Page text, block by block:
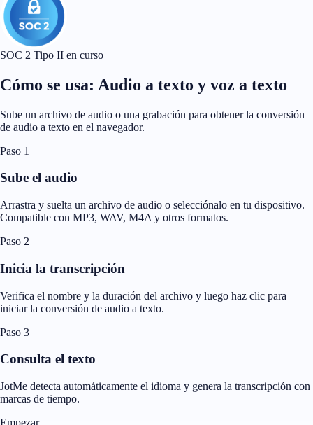
SOC 2 Tipo II en curso
Cómo se usa: Audio a texto y voz a texto
Sube un archivo de audio o una grabación para obtener la conversión
de audio a texto en el navegador.
Paso 1
Sube el audio
Arrastra y suelta un archivo de audio o selecciónalo en tu dispositivo.
Compatible con MP3, WAV, M4A y otros formatos.
Paso 2
Inicia la transcripción
Verifica el nombre y la duración del archivo y luego haz clic para
iniciar la conversión de audio a texto.
Paso 3
Consulta el texto
JotMe detecta automáticamente el idioma y genera la transcripción con
marcas de tiempo.
Empezar